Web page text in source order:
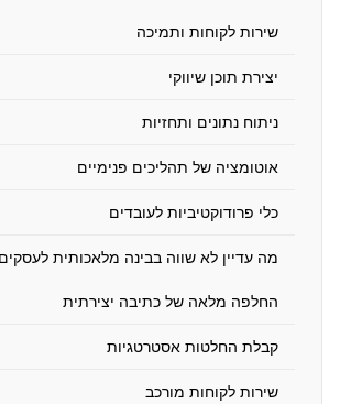
אפשר
כבר
לעשות
היום
ומה
עדיין
שווה?
שירות לקוחות ותמיכה
יצירת תוכן שיווקי
ניתוח נתונים ותחזיות
אוטומציה של תהליכים פנימיים
כלי פרודוקטיביות לעובדים
מה עדיין לא שווה בבינה מלאכותית לעסקים ב-
החלפה מלאה של כתיבה יצירתית
קבלת החלטות אסטרטגיות
שירות לקוחות מורכב